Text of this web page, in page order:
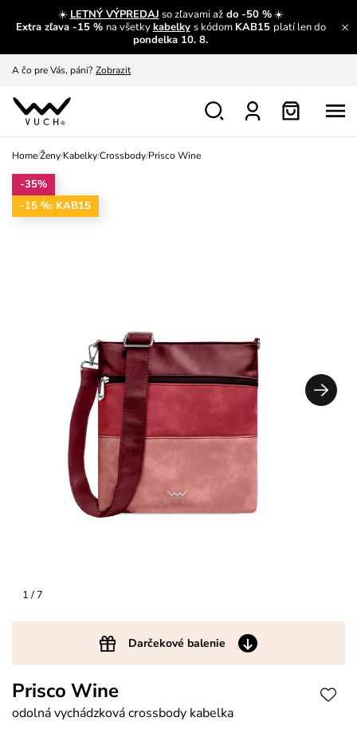
☀️ LETNÝ VÝPREDAJ so zľavami aždo -50 %☀️
Extra zľava -15 % na všetkykabelky s kódom KAB15 platí len do
pondelka 10. 8.
A čo sa inde nedozvieš? Prečítať viac
S čím chybu neurobíš? Pozri
Nech sa inšpirovať
Výmena a vrátenie zadarmo Zobraziť
Home/Ženy/Kabelky/Crossbody/Prisco Wine
1/ 7
Darčekové balenie
-35%
-15 %: KAB15
Prisco Wine
odolná vychádzková crossbody kabelka